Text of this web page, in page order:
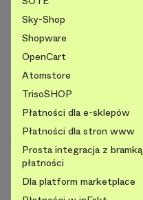
Sky-Shop
Shopware
OpenCart
Atomstore
TrisoSHOP
Płatności dla e-sklepów
Płatności dla stron www
Prosta integracja z bramką
płatności
Dla platform marketplace